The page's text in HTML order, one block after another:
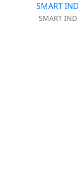
SMART IND
SMART IND